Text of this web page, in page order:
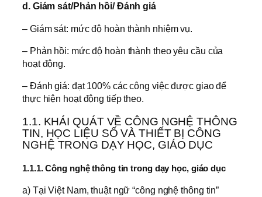
d. Giám sát/Phản hồi/ Đánh giá
– Giám sát: mức độ hoàn thành nhiệm vụ.
– Phản hồi: mức độ hoàn thành theo yêu cầu của
hoạt động.
– Đánh giá: đạt 100% các công việc được giao để
thực hiện hoạt động tiếp theo.
1.1. KHÁI QUÁT VỀ CÔNG NGHỆ THÔNG
TIN, HỌC LIỆU SỐ VÀ THIẾT BỊ CÔNG
NGHỆ TRONG DẠY HỌC, GIÁO DỤC
1.1.1. Công nghệ thông tin trong dạy học, giáo dục
a) Tại Việt Nam, thuật ngữ “công nghệ thông tin”